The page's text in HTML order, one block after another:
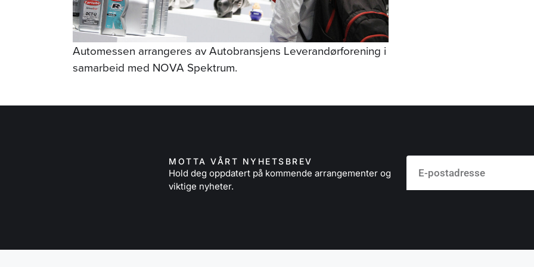
Automessen arrangeres av Autobransjens Leverandørforening i
samarbeid med NOVA Spektrum.
MOTTA VÅRT NYHETSBREV
Hold deg oppdatert på kommende arrangementer og
viktige nyheter.